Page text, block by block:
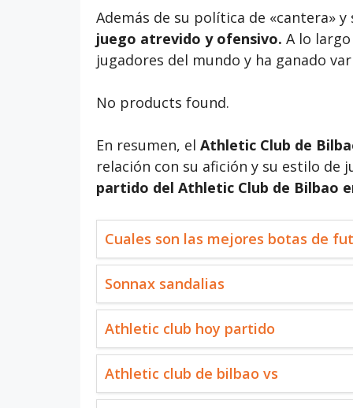
Además de su política de «cantera»
juego atrevido y ofensivo. A lo
jugadores del mundo y ha ganado
No products found.
En resumen, el Athletic Club de
relación con su afición y su estilo de
partido del Athletic Club de Bilbao
Cuales son las mejores botas de
Sonnax sandalias
Athletic club hoy partido
Athletic club de bilbao vs